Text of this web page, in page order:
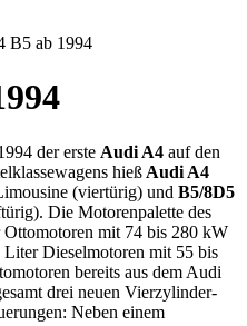
B5 ab 1994
der erste Audi A4 auf den
hieß Audi A4
(viertürig) und B5/8D5
Die Motorenpalette des
mit 74 bis 280 kW
Dieselmotoren mit 55 bis
bereits aus dem Audi
drei neuen Vierzylinder-
Neben einem